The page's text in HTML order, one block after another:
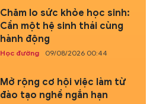
Chăm lo sức khỏe học sinh:
Cần một hệ sinh thái cùng
hành động
Học đường 09/08/2026 00:44
Mở rộng cơ hội việc làm từ
đào tạo nghề ngắn hạn